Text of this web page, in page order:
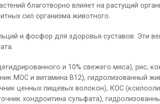
благотворно влияет на растущий
сил организма животного.
и фосфор для здоровья суставов. Эти
и 10% свежего мяса), рис,
МОС и витамина B12), гидролизованный
ценных пищевых волокон), КОС
хондроитина сульфата),